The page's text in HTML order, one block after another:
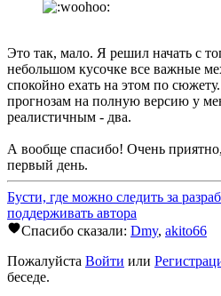
Это так, мало. Я решил начать с
небольшом кусочке все важные
спокойно ехать на этом по
прогнозам на полную версию у
реалистичным - два.
А вообще спасибо! Очень
первый день.
Бусти, где можно следить за
поддерживать автора
Спасибо сказали: Dmy, akito66
Пожалуйста Войти или
беседе.